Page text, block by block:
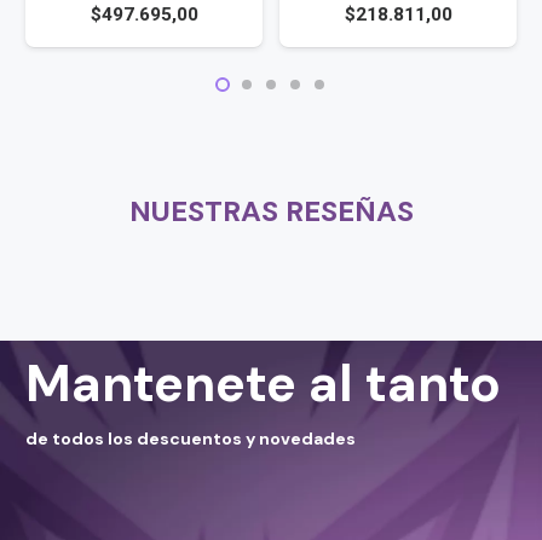
$497.695,00 $218.811,00
NUESTRAS RESEÑAS
Mantenete al tanto
de todos los descuentos y novedades